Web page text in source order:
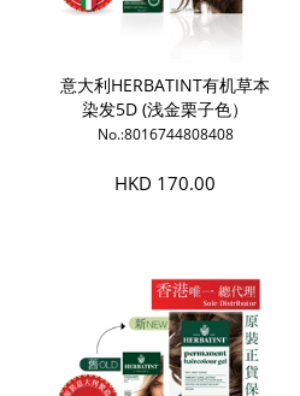
意大利HERBATINT有机草本
染发5D (浅金栗子色）
No.:8016744808408
HKD 170.00